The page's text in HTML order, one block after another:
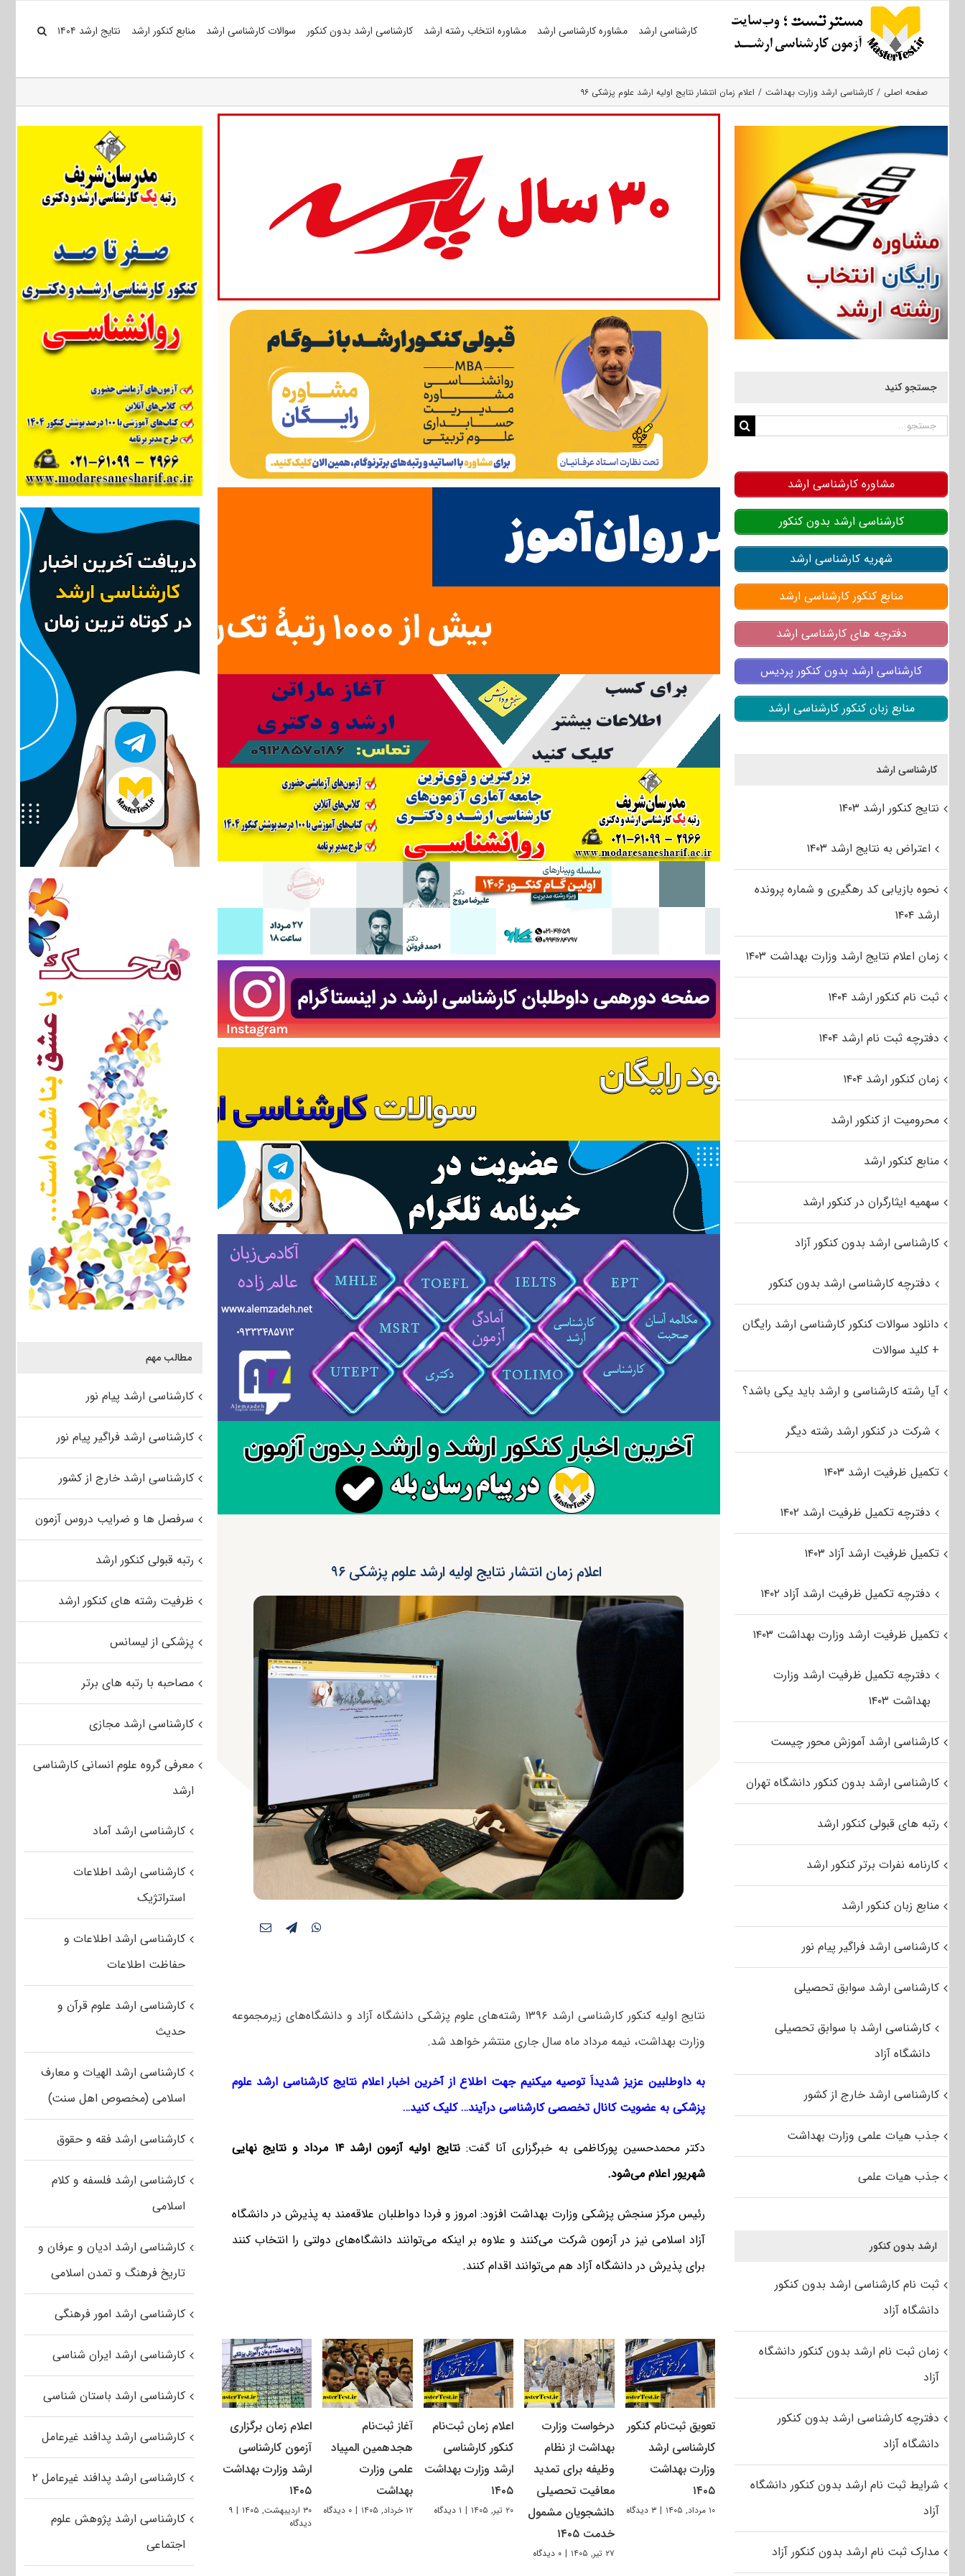
کارشناسی ارشد مشاوره کارشناسی ارشد مشاوره انتخاب رشته ارشد کارشناسی ارشد بدون کنکور سوالات کارشناسی ارشد منابع کنکور ارشد نتایج ارشد ۱۴۰۴
صفحه اصلی کارشناسی ارشد وزارت بهداشت اعلام زمان انتشار نتایج اولیه ارشد علوم پزشکی ۹۶
اعلام زمان انتشار نتایج اولیه ارشد علوم پزشکی ۹۶
نتایج اولیه کنکور کارشناسی ارشد ۱۳۹۶ رشته‌های علوم پزشکی دانشگاه آزاد و دانشگاه‌های زیرمجموعه
وزارت بهداشت، نیمه مرداد ماه سال جاری منتشر خواهد شد.
به داوطلبین عزیز شدیداَ توصیه میکنیم جهت اطلاع از آخرین اخبار اعلام نتایج کارشناسی ارشد علوم
پزشکی به عضویت کانال تخصصی کارشناسی درآیند… کلیک کنید…
دکتر محمدحسین پورکاظمی به خبرگزاری آنا گفت:
نتایج اولیه آزمون ارشد ۱۴ مرداد و نتایج نهایی
شهریور اعلام می‌شود.
رئیس مرکز سنجش پزشکی وزارت بهداشت افزود: امروز و فردا دواطلبان علاقه‌مند به پذیرش در دانشگاه
آزاد اسلامی نیز در آزمون شرکت می‌کنند و علاوه بر اینکه می‌توانند دانشگاه‌های دولتی را انتخاب کنند
برای پذیرش در دانشگاه آزاد هم می‌توانند اقدام کنند.
تعویق ثبت‌نام کنکور
کارشناسی ارشد
وزارت بهداشت
۱۴۰۵
۱۰ مرداد, ۱۴۰۵ | ۳ دیدگاه
درخواست وزارت
بهداشت از نظام
وظیفه برای تمدید
معافیت تحصیلی
دانشجویان مشمول
خدمت ۱۴۰۵
۲۷ تیر, ۱۴۰۵ | ۰ دیدگاه
اعلام زمان ثبت‌نام
کنکور کارشناسی
ارشد وزارت بهداشت
۱۴۰۵
۲۰ تیر, ۱۴۰۵ | ۱ دیدگاه
آغاز ثبت‌نام
هجدهمین المپیاد
علمی وزارت
بهداشت
۱۲ خرداد, ۱۴۰۵ | ۰ دیدگاه
اعلام زمان برگزاری
آزمون کارشناسی
ارشد وزارت بهداشت
۱۴۰۵
۳۰ اردیبهشت, ۱۴۰۵ | ۹
دیدگاه
مطالب مهم
کارشناسی ارشد پیام نور
کارشناسی ارشد فراگیر پیام نور
کارشناسی ارشد خارج از کشور
سرفصل ها و ضرایب دروس آزمون
رتبه قبولی کنکور ارشد
ظرفیت رشته های کنکور ارشد
پزشکی از لیسانس
مصاحبه با رتبه های برتر
کارشناسی ارشد مجازی
معرفی گروه علوم انسانی کارشناسی
ارشد
کارشناسی ارشد آماد
کارشناسی ارشد اطلاعات
استراتژیک
کارشناسی ارشد اطلاعات و
حفاظت اطلاعات
کارشناسی ارشد علوم قرآن و
حدیث
کارشناسی ارشد الهیات و معارف
اسلامی (مخصوص اهل سنت)
کارشناسی ارشد فقه و حقوق
کارشناسی ارشد فلسفه و کلام
اسلامی
کارشناسی ارشد ادیان و عرفان و
تاریخ فرهنگ و تمدن اسلامی
کارشناسی ارشد امور فرهنگی
کارشناسی ارشد ایران شناسی
کارشناسی ارشد باستان شناسی
کارشناسی ارشد پدافند غیرعامل
کارشناسی ارشد پدافند غیرعامل ۲
کارشناسی ارشد پژوهش علوم
اجتماعی
جستجو کنید
جستجو
مشاوره کارشناسی ارشد
کارشناسی ارشد بدون کنکور
شهریه کارشناسی ارشد
منابع کنکور کارشناسی ارشد
دفترچه های کارشناسی ارشد
کارشناسی ارشد بدون کنکور پردیس
منابع زبان کنکور کارشناسی ارشد
کارشناسی ارشد
نتایج کنکور ارشد ۱۴۰۳
اعتراض به نتایج ارشد ۱۴۰۳
نحوه بازیابی کد رهگیری و شماره پرونده
ارشد ۱۴۰۴
زمان اعلام نتایج ارشد وزارت بهداشت ۱۴۰۳
ثبت نام کنکور ارشد ۱۴۰۴
دفترچه ثبت نام ارشد ۱۴۰۴
زمان کنکور ارشد ۱۴۰۴
محرومیت از کنکور ارشد
منابع کنکور ارشد
سهمیه ایثارگران در کنکور ارشد
کارشناسی ارشد بدون کنکور آزاد
دفترچه کارشناسی ارشد بدون کنکور
دانلود سوالات کنکور کارشناسی ارشد رایگان
+ کلید سوالات
آیا رشته کارشناسی و ارشد باید یکی باشد؟
شرکت در کنکور ارشد رشته دیگر
تکمیل ظرفیت ارشد ۱۴۰۳
دفترچه تکمیل ظرفیت ارشد ۱۴۰۲
تکمیل ظرفیت ارشد آزاد ۱۴۰۳
دفترچه تکمیل ظرفیت ارشد آزاد ۱۴۰۲
تکمیل ظرفیت ارشد وزارت بهداشت ۱۴۰۳
دفترچه تکمیل ظرفیت ارشد وزارت
بهداشت ۱۴۰۳
کارشناسی ارشد آموزش محور چیست
کارشناسی ارشد بدون کنکور دانشگاه تهران
رتبه های قبولی کنکور ارشد
کارنامه نفرات برتر کنکور ارشد
منابع زبان کنکور ارشد
کارشناسی ارشد فراگیر پیام نور
کارشناسی ارشد سوابق تحصیلی
کارشناسی ارشد با سوابق تحصیلی
دانشگاه آزاد
کارشناسی ارشد خارج از کشور
جذب هیات علمی وزارت بهداشت
جذب هیات علمی
ارشد بدون کنکور
ثبت نام کارشناسی ارشد بدون کنکور
دانشگاه آزاد
زمان ثبت نام ارشد بدون کنکور دانشگاه
آزاد
دفترچه کارشناسی ارشد بدون کنکور
دانشگاه آزاد
شرایط ثبت نام ارشد بدون کنکور دانشگاه
آزاد
مدارک ثبت نام ارشد بدون کنکور آزاد